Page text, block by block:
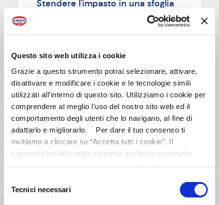
Questo sito web utilizza i cookie
Grazie a questo strumento potrai selezionare, attivare,
disattivare e modificare i cookie e le tecnologie simili
utilizzati all’interno di questo sito. Utilizziamo i cookie per
comprendere al meglio l’uso del nostro sito web ed il
comportamento degli utenti che lo navigano, al fine di
adattarlo e migliorarlo. Per dare il tuo consenso ti
invitiamo a cliccare su “Accetta tutti i cookie”. Il
consenso include esplicitamente anche un eventuale
anche sul trasferimento dei dati a fornitori di tecnologia e
partner negli Stati Uniti consultare la nostra informativa
delTecnici necessari
Stendere l'impasto in una sfoglia
sottile e ritagliarvi 40 dischetti
(diametro 5 cm), rimpastando i
Foderare con i dischetti 40
e bucherellare la superficie con i